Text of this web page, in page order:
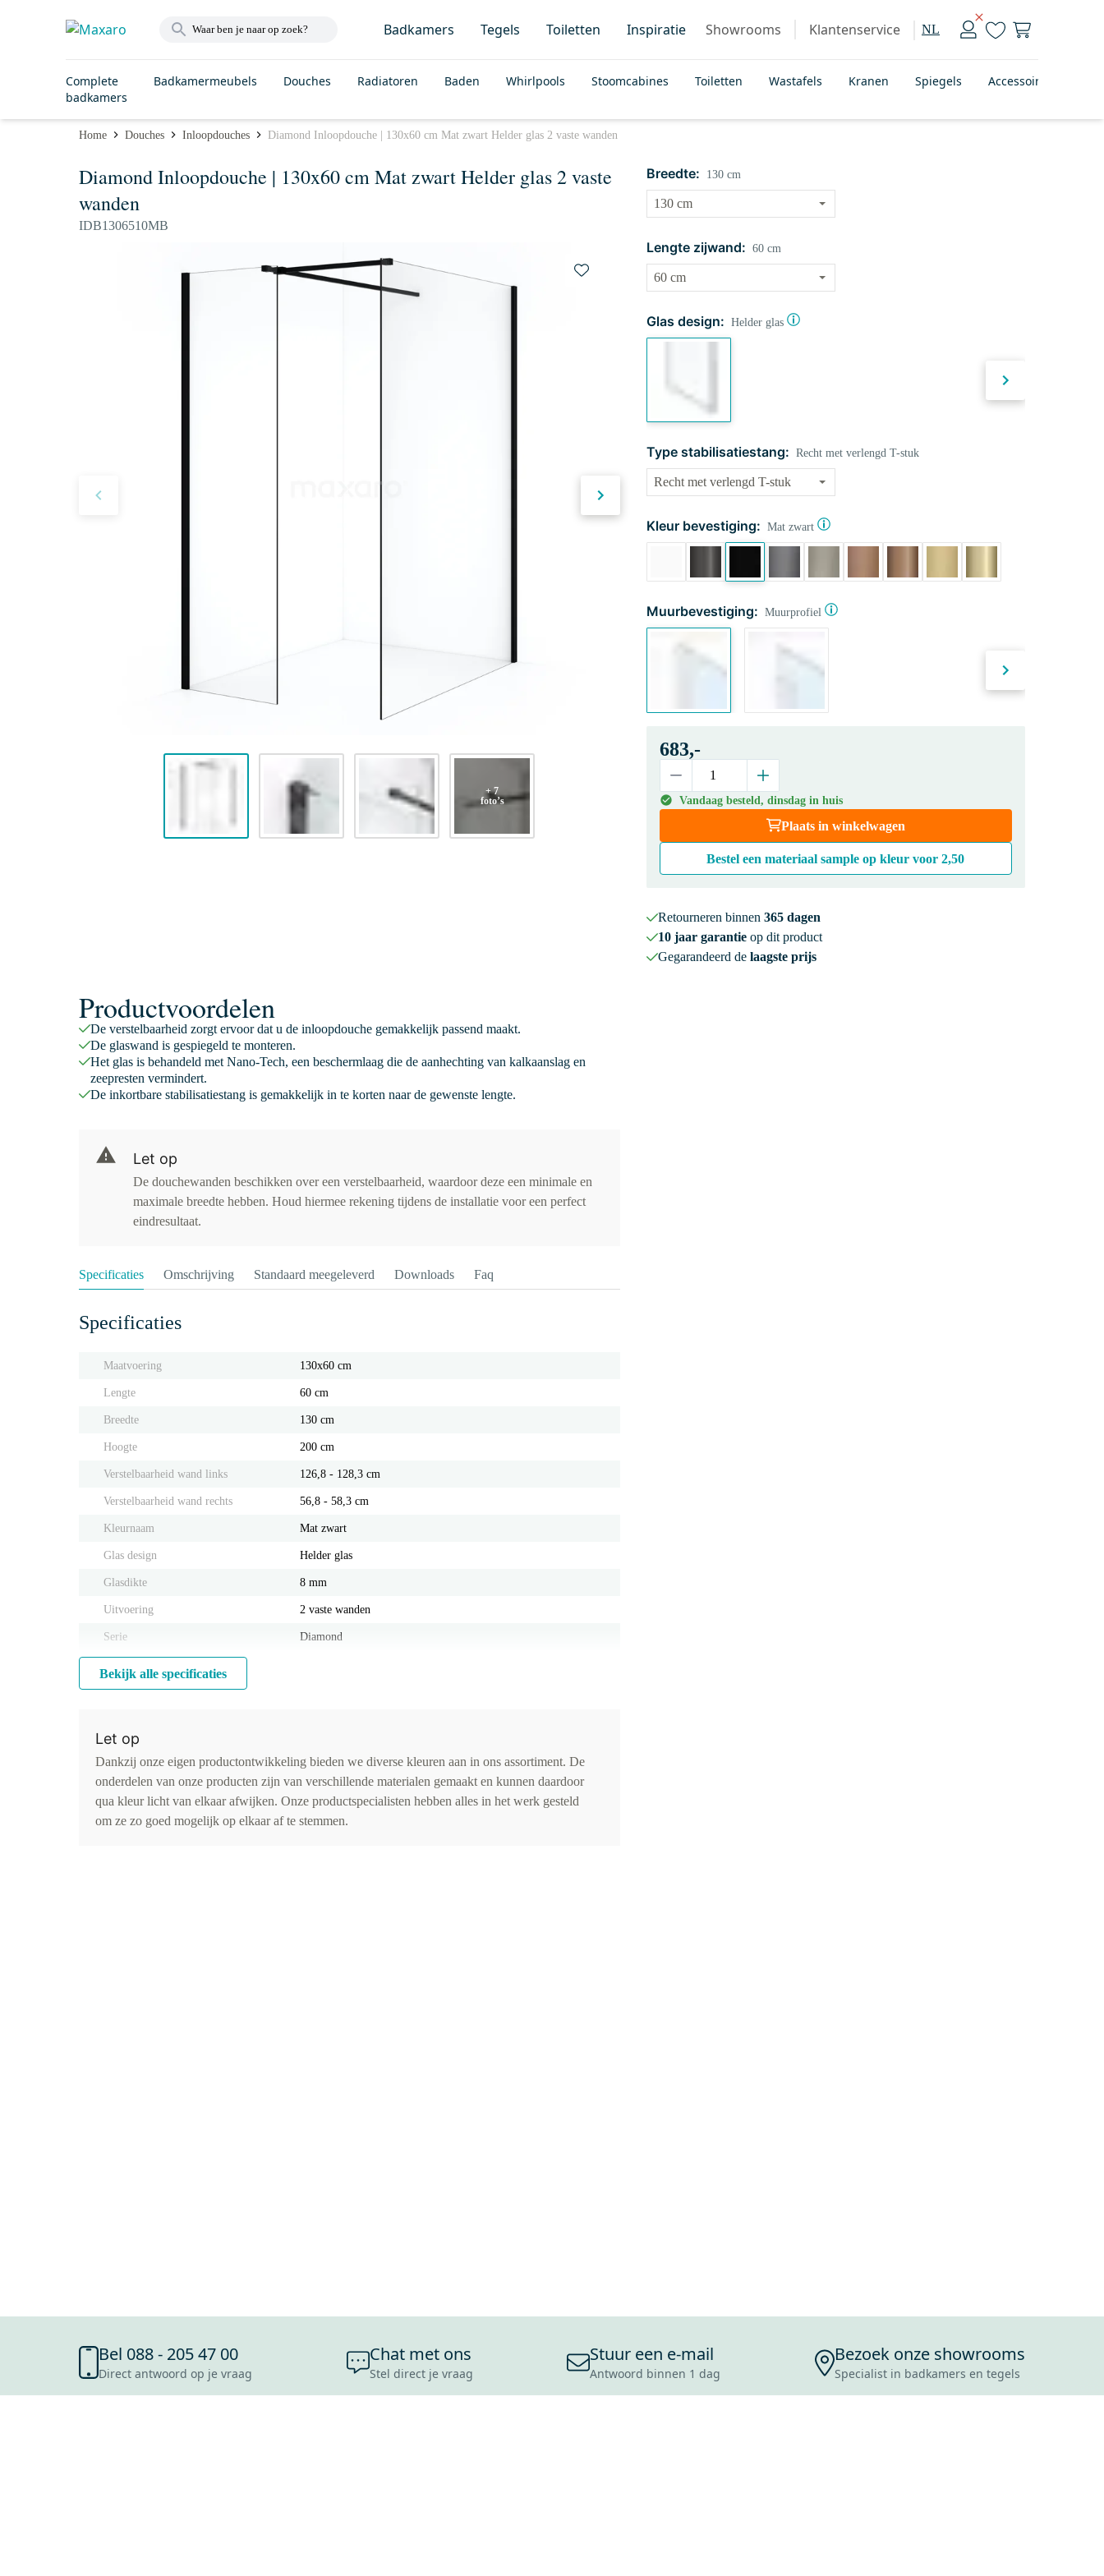
Badkamers Tegels Toiletten Inspiratie Showrooms Klantenservice NL
Complete
badkamers
Badkamermeubels Douches Radiatoren Baden Whirlpools Stoomcabines Toiletten Wastafels Kranen Spiegels Accessoires
Home Douches Inloopdouches Diamond Inloopdouche | 130x60 cm Mat zwart Helder glas 2 vaste wanden
Diamond Inloopdouche | 130x60 cm Mat zwart Helder glas 2 vaste
wanden
IDB1306510MB
+ 7
foto’s
Breedte: 130 cm
Lengte zijwand: 60 cm
Glas design: Helder glas
Type stabilisatiestang: Recht met verlengd T-stuk
Kleur bevestiging: Mat zwart
Muurbevestiging: Muurprofiel
683,-
Vandaag besteld, dinsdag in huis
Plaats in winkelwagen
Bestel een materiaal sample op kleur voor2,50
Retourneren binnen 365 dagen
10 jaar garantieop dit product
Gegarandeerd de laagste prijs
Productvoordelen
De verstelbaarheid zorgt ervoor dat u de inloopdouche gemakkelijk passend maakt.
De glaswand is gespiegeld te monteren.
Het glas is behandeld met Nano-Tech, een beschermlaag die de aanhechting van kalkaanslag en
zeepresten vermindert.
De inkortbare stabilisatiestang is gemakkelijk in te korten naar de gewenste lengte.
Let op
De douchewanden beschikken over een verstelbaarheid, waardoor deze een minimale en
maximale breedte hebben. Houd hiermee rekening tijdens de installatie voor een perfect
eindresultaat.
Specificaties Omschrijving Standaard meegeleverd Downloads Faq
Specificaties
Maatvoering 130x60 cm
Lengte 60 cm
Breedte 130 cm
Hoogte 200 cm
Verstelbaarheid wand links 126,8 - 128,3 cm
Verstelbaarheid wand rechts 56,8 - 58,3 cm
Kleurnaam Mat zwart
Glas design Helder glas
Glasdikte 8 mm
Uitvoering 2 vaste wanden
Serie Diamond
Bekijk alle specificaties
Let op
Dankzij onze eigen productontwikkeling bieden we diverse kleuren aan in ons assortiment. De
onderdelen van onze producten zijn van verschillende materialen gemaakt en kunnen daardoor
qua kleur licht van elkaar afwijken. Onze productspecialisten hebben alles in het werk gesteld
om ze zo goed mogelijk op elkaar af te stemmen.
Bel 088 - 205 47 00
Direct antwoord op je vraag
Chat met ons
Stel direct je vraag
Stuur een e-mail
Antwoord binnen 1 dag
Bezoek onze showrooms
Specialist in badkamers en tegels